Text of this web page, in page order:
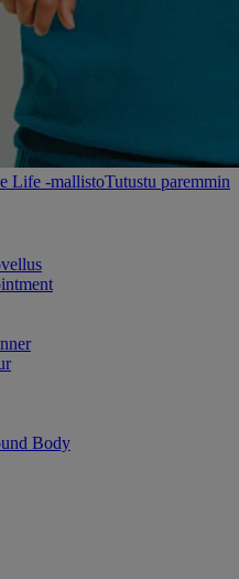
Life -mallistoTutustu paremmin
Body